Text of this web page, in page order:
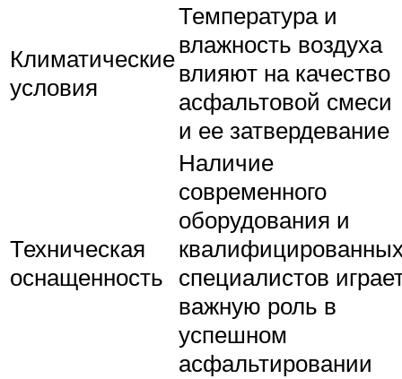
Климатические
условия
Температура и
влажность воздуха
влияют на качество
асфальтовой смеси
и ее затвердевание
Техническая
оснащенность
Наличие
современного
оборудования и
специалистов
важную роль в
успешном
асфальтировании